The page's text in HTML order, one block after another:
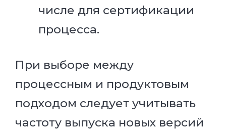
числе для сертификации
процесса.
При выборе между
процессным и продуктовым
подходом следует учитывать
частоту выпуска новых версий